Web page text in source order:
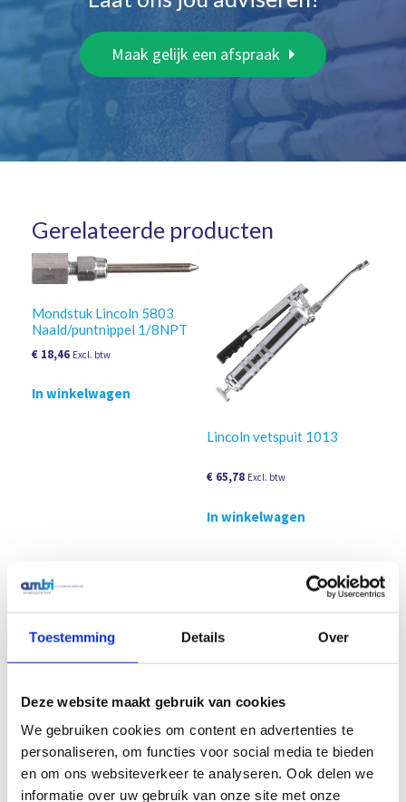
Toestemming Details Over
Deze website maakt gebruik van cookies
We gebruiken cookies om content en advertenties te
personaliseren, om functies voor social media te bieden
en om ons websiteverkeer te analyseren. Ook delen we
informatie over uw gebruik van onze site met onze
Maak gelijk een afspraak
Gerelateerde producten
Mondstuk Lincoln 5803
Naald/puntnippel 1/8NPT
€ 18,46 Excl. btw
In winkelwagen
Lincoln vetspuit 1013
€65,78 Excl. btw
In winkelwagen
Lube-Shuttle lege hulsen-
€20,80 Excl. btw